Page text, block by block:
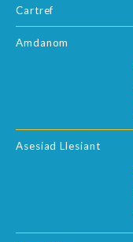
Cartref
Amdanom
Asesiad Llesiant